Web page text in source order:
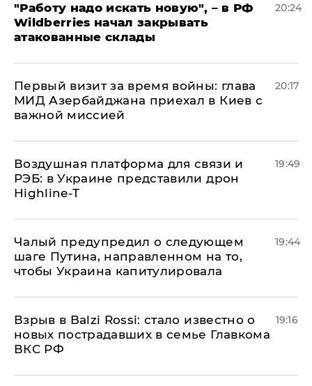
"Работу надо искать новую", – в РФ
Wildberries начал закрывать
атакованные склады
20:24
Первый визит за время войны: глава
МИД Азербайджана приехал в Киев с
важной миссией
20:17
Воздушная платформа для связи и
РЭБ: в Украине представили дрон
Highline-T
19:49
Чалый предупредил о следующем
шаге Путина, направленном на то,
чтобы Украина капитулировала
19:44
Взрыв в Balzi Rossi: стало известно о
новых пострадавших в семье Главкома
ВКС РФ
19:16